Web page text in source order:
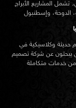
المشاريع الأبراج
حديثة وكلاسيكية في
يبحثون عن شركة تصميم